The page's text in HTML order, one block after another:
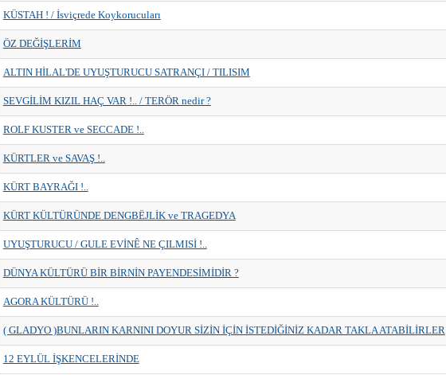
KÜSTAH ! / İsviçrede Koykorucuları
ÖZ DEĞİŞLERİM
ALTIN HİLAL'DE UYUŞTURUCU SATRANÇI / TILISIM
SEVGİLİM KIZIL HAÇ VAR !.. / TERÖR nedir ?
ROLF KUSTER ve SECCADE !..
KÜRTLER ve SAVAŞ !..
KÜRT BAYRAĞI !..
KÜRT KÜLTÜRÜNDE DENGBËJLİK ve TRAGEDYA
UYUŞTURUCU / GULE EVİNÊ NE ÇILMISİ !..
DÜNYA KÜLTÜRÜ BİR BİRNİN PAYENDESİMİDİR ?
AGORA KÜLTÜRÜ !..
( GLADYO )BUNLARIN KARNINI DOYUR SİZİN İÇİN İSTEDİĞİNİZ KADAR TAKLA ATABİLİRLER
12 EYLÜL İŞKENCELERİNDE